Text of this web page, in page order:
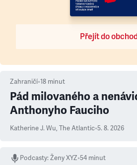
Přejít do
Zahraničí•18 minut
Pád milovaného a
Anthonyho Fauciho
Katherine J. Wu, The Atlantic•5. 8. 2026
Podcasty:Ženy XYZ•54 minut